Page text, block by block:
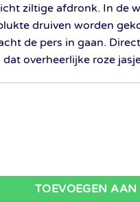
ziltige afdronk. In de
druiven worden
de pers in gaan.
overheerlijke roze
rosé 2025 aantal
TOEVOEGEN